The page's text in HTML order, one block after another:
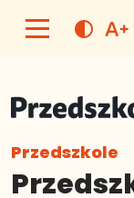
contrast text_increase
Przedszkole